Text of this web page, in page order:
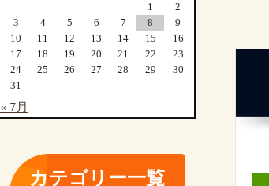
1
2
3
4 5 6 7 8
9
10
11 12 13 14 15
16
17
18 19 20 21 22
23
24
25 26 27 28 29
30
31
« 7月
カテゴリー一覧